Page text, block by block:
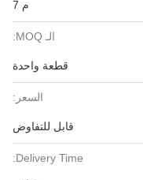
م 7
الـ MOQ:
قطعة واحدة
السعر:
قابل للتفاوض
Delivery Time: